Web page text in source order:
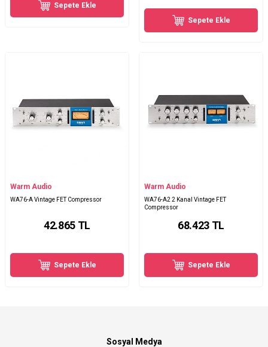
Sepete Ekle
Sepete Ekle
Warm Audio
WA76-A Vintage FET Compressor
42.865TL
Sepete Ekle
Warm Audio
WA76-A2 2 Kanal Vintage FET
Compressor
68.423TL
Sepete Ekle
Sosyal Medya